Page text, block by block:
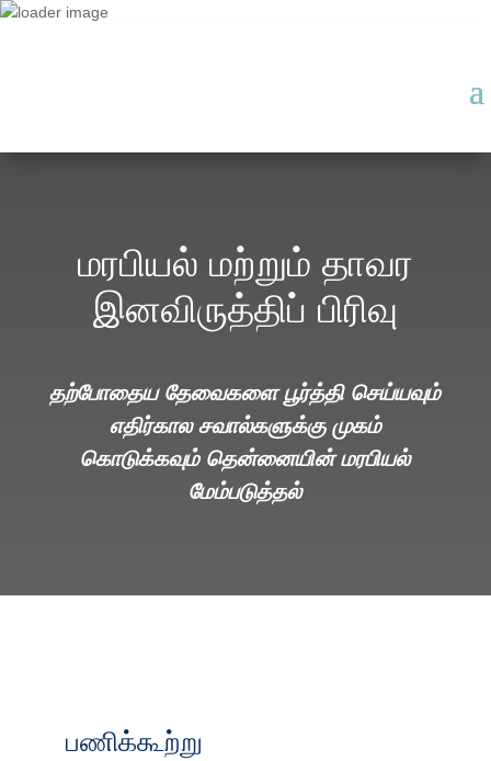
மரபியல் மற்றும் தாவர
இனவிருத்திப் பிரிவு
தற்போதைய தேவைகளை பூர்த்தி செய்யவும்
எதிர்கால சவால்களுக்கு முகம்
கொடுக்கவும் தென்னையின் மரபியல்
மேம்படுத்தல்
பணிக்கூற்று